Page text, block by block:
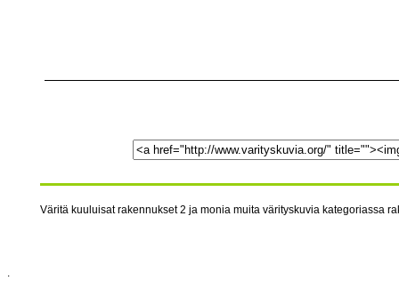
Väritä kuuluisat rakennukset 2 ja monia muita värityskuvia kategoriassa
.